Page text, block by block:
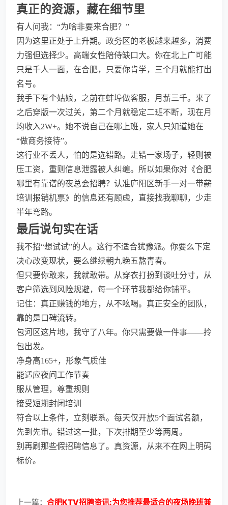
真正的资源，藏在细节里
有人问我：“为啥非要来合肥？”
因为这里正处于上升期。政务区的老板越来越多，消费
力强但选择少。高端女性陪侍缺口大。你在北上广可能
只是千人一面，在合肥，只要你肯学，三个月就能打出
名号。
我手下有个姑娘，之前在蚌埠做客服，月薪三千。来了
之后穿版一次过关，第二个月就稳定二班不断，现在月
均收入2W+。她不说自己在哪上班，家人只知道她在
“做商务接待”。
这行业不丢人，怕的是选错路。走错一家场子，轻则被
压工资，重则信息泄露被人纠缠。所以如果你对《合肥
哪里有靠谱的夜总会招聘？认准庐阳区新手一对一带薪
培训报销机票》的信息还有顾虑，直接找我聊聊，少走
半年弯路。
最后说句实在话
我不招“想试试”的人。这行不适合犹豫派。你要么下定
决心改变现状，要么继续朝九晚五熬青春。
但只要你敢来，我就敢带。从穿衣打扮到谈吐分寸，从
客户筛选到风险规避，每一个环节我都给你铺平。
记住：真正赚钱的地方，从不吆喝。真正安全的团队，
靠的是口碑流转。
包河区这片地，我守了八年。你只需要做一件事——拎
包出发。
净身高165+，形象气质佳
能适应夜间工作节奏
服从管理，尊重规则
接受短期封闭培训
符合以上条件，立刻联系。每天仅开放5个面试名额，
先到先审。错过这一批，下次排期至少等两周。
别再刷那些假招聘信息了。真资源，从来不在网上明码
标价。
上一篇： 合肥KTV招聘资讯:为您推荐最适合的夜场晚班兼